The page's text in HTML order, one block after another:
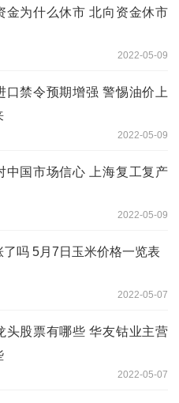
金为什么休市 北向资金休市
2022-05-09
口禁令预期增强 警惕油价上
2022-05-09
中国市场信心 上海复工复产
2022-05-09
了吗 5月7日玉米价格一览表
2022-05-07
头股票有哪些 华友钴业主营
2022-05-07